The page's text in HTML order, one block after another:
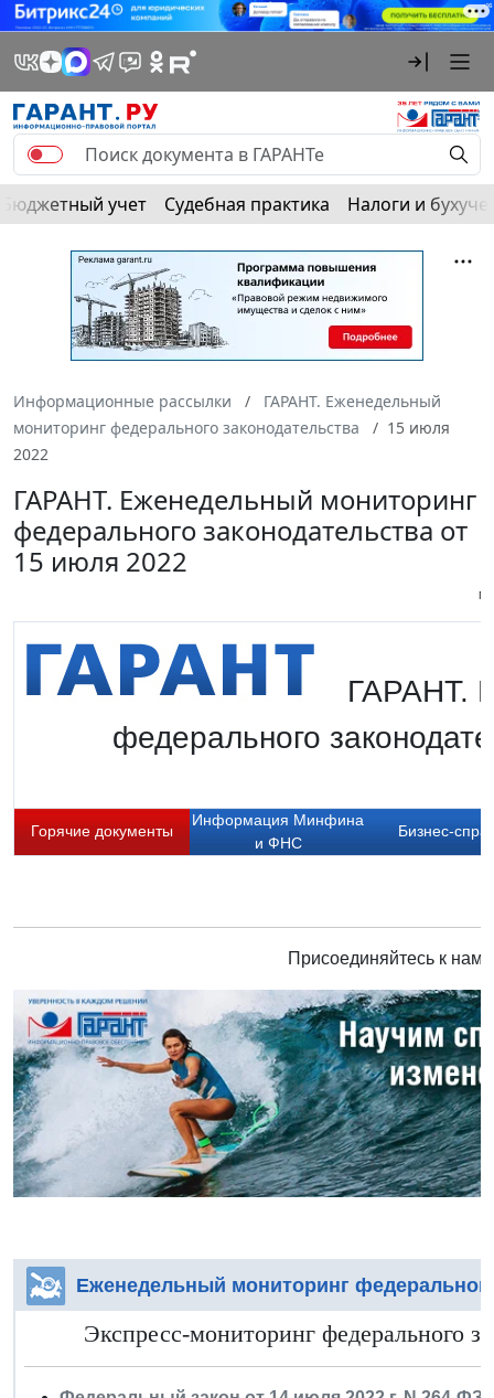
Бюджетный учет Судебная практика Налоги и
Информационные рассылки
ГАРАНТ. Еженедельный
мониторинг федерального законодательства
15 июля
2022
ГАРАНТ. Еженедельный мониторинг
федерального законодательства от
15 июля 2022
ГАРАНТ.
федерального
Горячие документы
Информация Минфина
и ФНС
Бизнес-
Присоединяйтесь к нам
Еженедельный мониторинг
Экспресс-мониторинг федерального